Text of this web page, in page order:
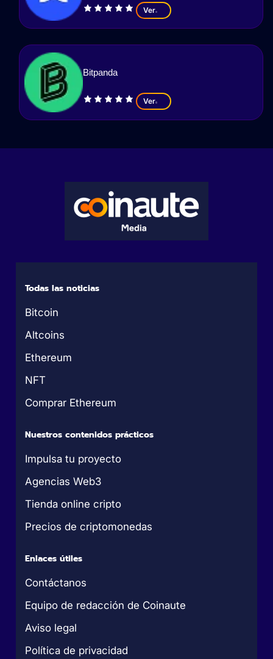
Ver
Bitpanda
Ver
Todas las noticias
Bitcoin
Altcoins
Ethereum
NFT
Comprar Ethereum
Nuestros contenidos prácticos
Impulsa tu proyecto
Agencias Web3
Tienda online cripto
Precios de criptomonedas
Enlaces útiles
Contáctanos
Equipo de redacción de Coinaute
Aviso legal
Política de privacidad